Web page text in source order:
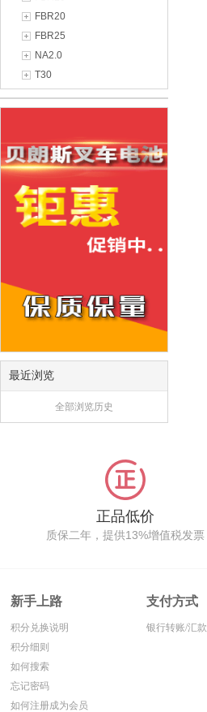
FBR20
FBR25
NA2.0
T30
最近浏览
全部浏览历史
正品低价
质保二年，提供13%增值税发票
新手上路
积分兑换说明
积分细则
如何搜索
忘记密码
如何注册成为会员
支付方式
银行转账/汇款